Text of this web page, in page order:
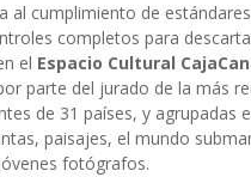
cumplimiento de
completos para
el Espacio Cultural
parte del jurado de la más
de 31 países, y agrupadas
paisajes, el mundo
fotógrafos.